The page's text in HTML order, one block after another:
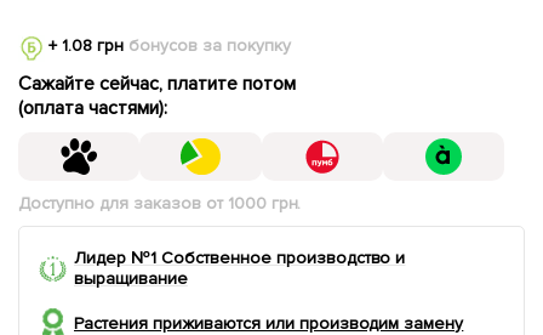
+ 1.08 грнбонусов за покупку
Сажайте сейчас, платите потом
(оплата частями):
Доступно для заказов от 1000 грн.
Лидер №1 Собственное производство и
выращивание
Растения приживаются или производим замену